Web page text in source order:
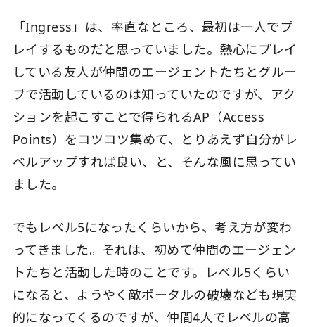
「Ingress」は、率直なところ、最初は一人でプ
レイするものだと思っていました。熱心にプレイ
している友人が仲間のエージェントたちとグルー
プで活動しているのは知っていたのですが、アク
ションを起こすことで得られるAP（Access
Points）をコツコツ集めて、とりあえず自分がレ
ベルアップすれば良い、と、そんな風に思ってい
ました。
でもレベル5になったくらいから、考え方が変わ
ってきました。それは、初めて仲間のエージェン
トたちと活動した時のことです。レベル5くらい
になると、ようやく敵ポータルの破壊なども現実
的になってくるのですが、仲間4人でレベルの高